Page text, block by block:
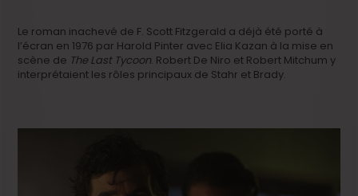
Le roman inachevé de F. Scott Fitzgerald a déjà été porté à
l’écran en 1976 par Harold Pinter avec Elia Kazan à la mise en
scène de The Last Tycoon. Robert De Niro et Robert Mitchum y
interprétaient les rôles principaux de Stahr et Brady.